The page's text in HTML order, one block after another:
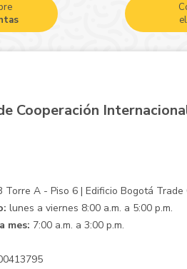
el
Cooperación
A - Piso 6 | Edificio Bogotá Trade
lunes a viernes 8:00 a.m. a 5:00 p.m.
mes: 7:00 a.m. a 3:00 p.m.